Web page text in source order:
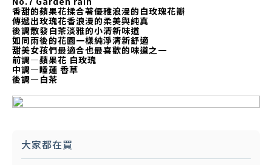
香甜的蘋果花揉合著優雅浪漫的白玫瑰花瓣
傳遞出玫瑰花香浪漫的柔美與純真
後調散發白茶淡雅的小清新味道
如同雨後的花園一樣純淨清新舒適
甜美女孩們最適合也最喜歡的味道之一
前調—蘋果花 白玫瑰
中調—睡蓮 香草
後調—白茶
大家都在買